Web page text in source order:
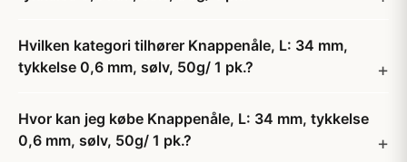
Hvilken kategori tilhører Knappenåle, L: 34 mm,
tykkelse 0,6 mm, sølv, 50g/ 1 pk.?
Hvor kan jeg købe Knappenåle, L: 34 mm, tykkelse
0,6 mm, sølv, 50g/ 1 pk.?